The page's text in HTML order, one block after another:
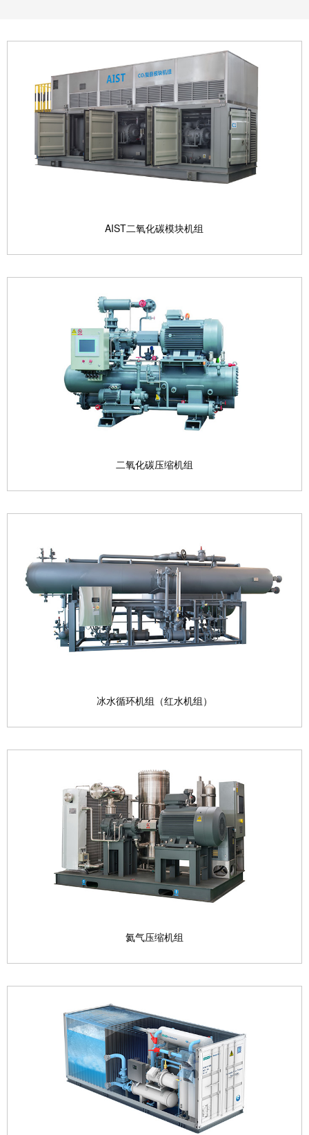
AIST二氧化碳模块机组
AIST二氧化碳模块机组
制冷剂：NH3/CO2名义工况：-38/+40℃ 机组制冷...
查看产品 
二氧化碳压缩机组
制冷工质：CO 大气臭氧消耗潜能值ODP=0 ，全球
温室效...
查看产品 
冰水循环机组（红水机组）
冰水循环机组（红水机组）
水路循环主要应用于螺旋预冷槽内冷水循环 制冷剂：
R717/R...
查看产品
氦气压缩机组
氦气压缩机组
目前，天然气是氦的最主要来源，可采用吸收法、膜
分离和低温冷凝...
查看产品 